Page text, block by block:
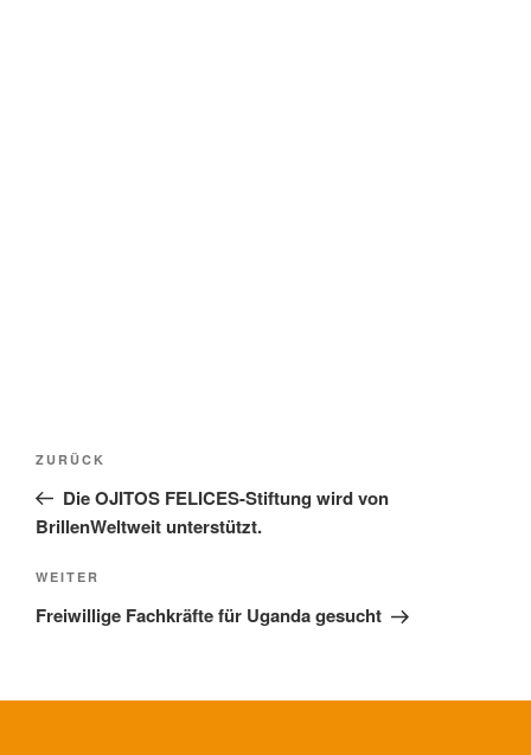
Beitragsnavigation
Vorheriger
Beitrag
ZURÜCK
Die OJITOS FELICES-Stiftung wird von
BrillenWeltweit unterstützt.
Nächster
Beitrag
WEITER
Freiwillige Fachkräfte für Uganda gesucht